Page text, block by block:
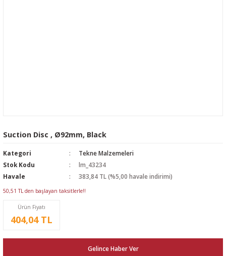
Suction Disc , Ø92mm, Black
Kategori
Tekne Malzemeleri
Stok Kodu
lm_43234
Havale
383,84 TL (%5,00 havale indirimi)
50,51 TL den başlayan taksitlerle!!
Ürün Fiyatı
404,04 TL
Gelince Haber Ver